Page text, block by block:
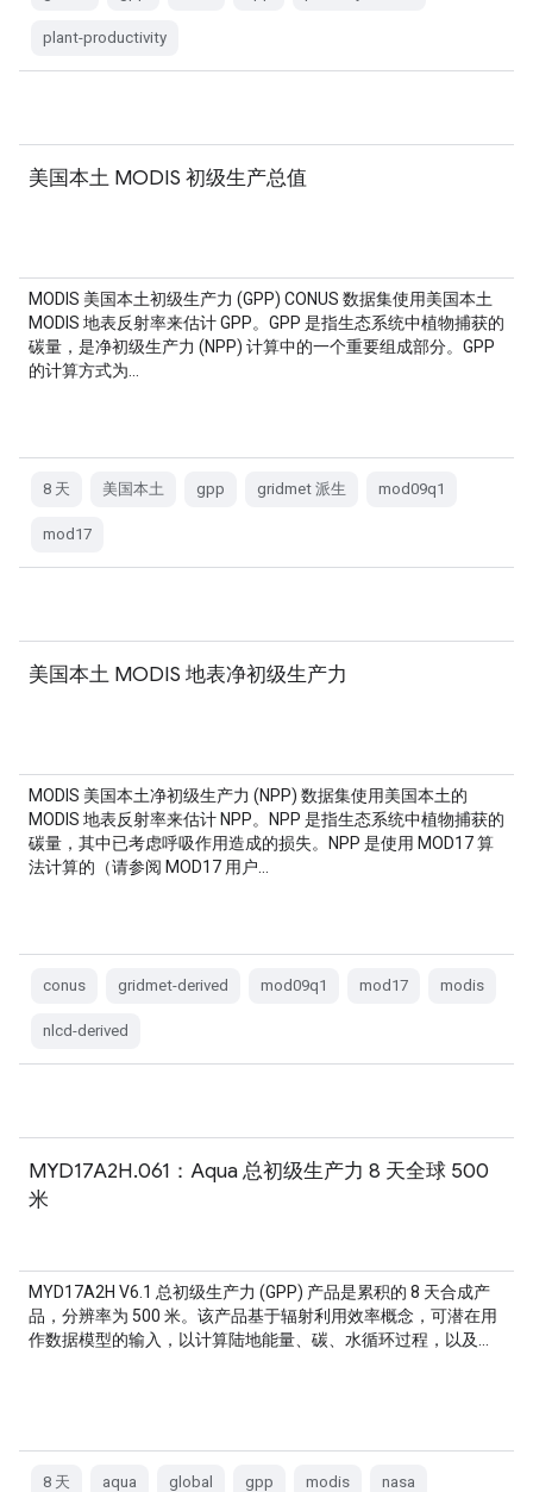
plant-productivity
美国本土 MODIS 初级生产总值
MODIS 美国本土初级生产力 (GPP) CONUS 数据集使用美国本土
MODIS 地表反射率来估计 GPP。GPP 是指生态系统中植物捕获的
碳量，是净初级生产力 (NPP) 计算中的一个重要组成部分。GPP
的计算方式为…
8 天 美国本土 gpp gridmet 派生 mod09q1
mod17
美国本土 MODIS 地表净初级生产力
MODIS 美国本土净初级生产力 (NPP) 数据集使用美国本土的
MODIS 地表反射率来估计 NPP。NPP 是指生态系统中植物捕获的
碳量，其中已考虑呼吸作用造成的损失。NPP 是使用 MOD17 算
法计算的（请参阅 MOD17 用户…
conus gridmet-derived mod09q1 mod17 modis
nlcd-derived
MYD17A2H.061：Aqua 总初级生产力 8 天全球 500
米
MYD17A2H V6.1 总初级生产力 (GPP) 产品是累积的 8 天合成产
品，分辨率为 500 米。该产品基于辐射利用效率概念，可潜在用
作数据模型的输入，以计算陆地能量、碳、水循环过程，以及…
8 天 aqua global gpp modis nasa